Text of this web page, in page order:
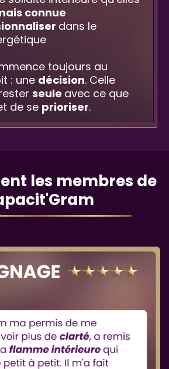
connue
dans le
toujours au
: une décision. Celle
seule avec ce que
de se prioriser.
les membres de